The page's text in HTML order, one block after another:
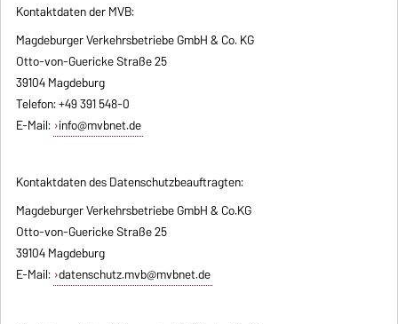
Kontaktdaten der MVB:
Magdeburger Verkehrsbetriebe GmbH & Co. KG
Otto-von-Guericke Straße 25
39104 Magdeburg
Telefon: +49 391 548-0
E-Mail: info@mvbnet.de
Kontaktdaten des Datenschutzbeauftragten:
Magdeburger Verkehrsbetriebe GmbH & Co.KG
Otto-von-Guericke Straße 25
39104 Magdeburg
E-Mail: datenschutz.mvb@mvbnet.de